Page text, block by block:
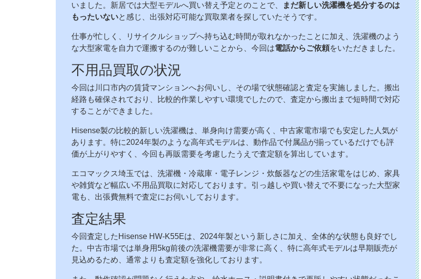
いました。新居では大型モデルへ買い替え予定とのことで、
まだ新しい洗濯機を処分するのは
もったいないと感じ、出張対応可能な買取業者を探していたそうです。
仕事が忙しく、リサイクルショップへ持ち込む時間が取れなかったことに加え、洗濯機のよう
な大型家電を自力で運搬するのが難しいことから、今回は電話からご依頼をいただきました。
不用品買取の状況
今回は川口市内の賃貸マンションへお伺いし、その場で状態確認と査定を実施しました。搬出
経路も確保されており、比較的作業しやすい環境でしたので、査定から搬出まで短時間で対応
することができました。
Hisense製の比較的新しい洗濯機は、単身向け需要が高く、中古家電市場でも安定した人気が
あります。特に2024年製のような高年式モデルは、動作品で付属品が揃っているだけでも評
価が上がりやすく、今回も再販需要を考慮したうえで査定額を算出しています。
エコマックス埼玉では、洗濯機・冷蔵庫・電子レンジ・炊飯器などの生活家電をはじめ、家具
や雑貨など幅広い不用品買取に対応しております。引っ越しや買い替えで不要になった大型家
電も、出張費無料で査定にお伺いしております。
査定結果
今回査定したHisense HW-K55Eは、2024年製という新しさに加え、全体的な状態も良好でし
た。中古市場では単身用5kg前後の洗濯機需要が非常に高く、特に高年式モデルは早期販売が
見込めるため、通常よりも査定額を強化しております。